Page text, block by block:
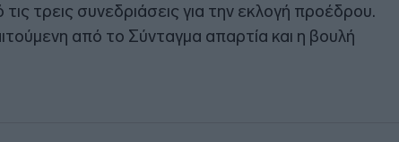
τις τρεις συνεδριάσεις για την εκλογή προέδρου.
από το Σύνταγμα απαρτία και η βουλή